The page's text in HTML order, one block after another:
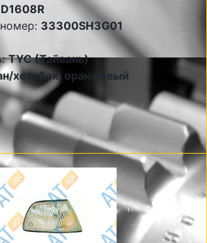
33300SH3G01
TYC (Тайвань)
хетчбек, оранжевый